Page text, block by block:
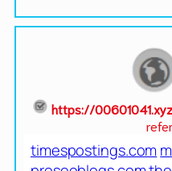
https://